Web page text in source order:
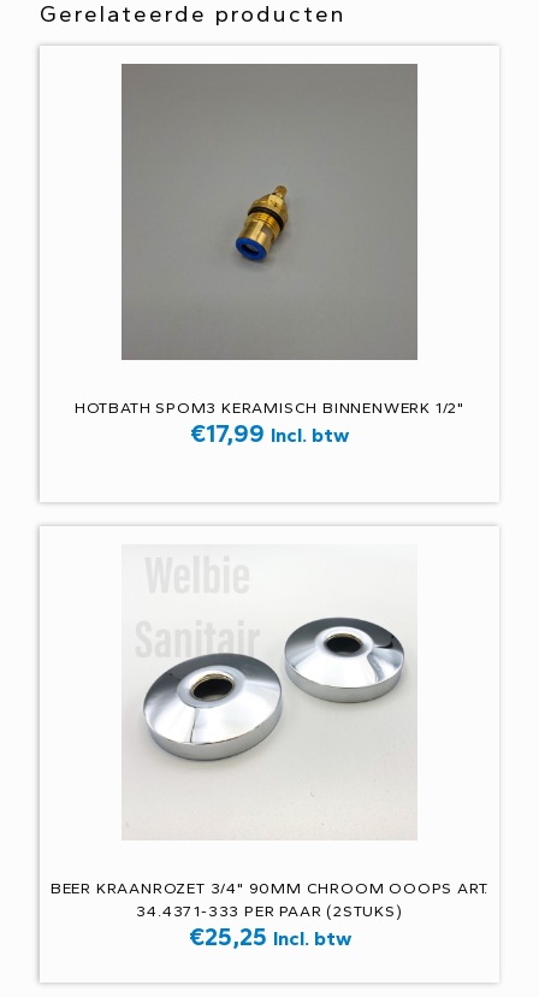
Gerelateerde producten
HOTBATH SPOM3 KERAMISCH BINNENWERK 1/2"
€17,99 Incl. btw
BEER KRAANROZET 3/4" 90MM CHROOM OOOPS ART.
34.4371-333 PER PAAR (2STUKS)
€25,25 Incl. btw